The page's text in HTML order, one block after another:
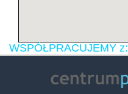
WSPÓŁPRACUJEMY z: